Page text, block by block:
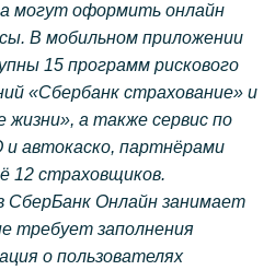
могут оформить онлайн
В мобильном приложении
15 программ рискового
«Сбербанк страхование» и
жизни», а также сервис по
и автокаско, партнёрами
12 страховщиков.
СберБанк Онлайн занимает
требует заполнения
о пользователях